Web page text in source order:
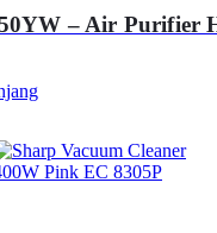
– Air Purifier